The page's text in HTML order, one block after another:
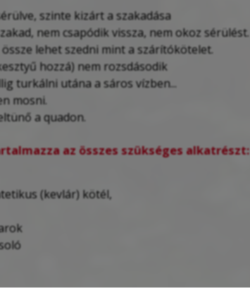
szinte kizárt a szakadása
nem csapódik vissza, nem okoz sérülést.
lehet szedni mint a szárítókötelet.
hozzá) nem rozsdásodik
turkálni utána a sáros vízben...
mosni.
a quadon.
az összes szükséges alkatrészt:
(kevlár) kötél,